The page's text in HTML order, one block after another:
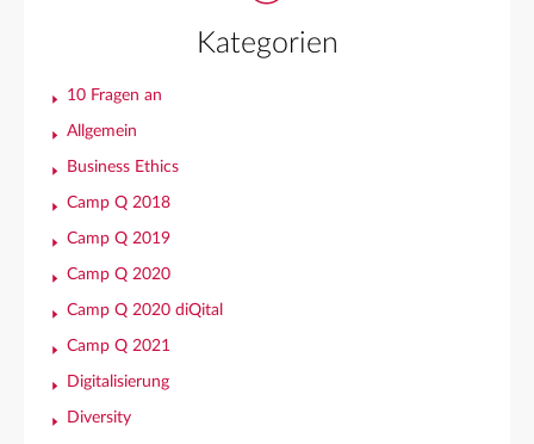
Kategorien
10 Fragen an
Allgemein
Business Ethics
Camp Q 2018
Camp Q 2019
Camp Q 2020
Camp Q 2020 diQital
Camp Q 2021
Digitalisierung
Diversity